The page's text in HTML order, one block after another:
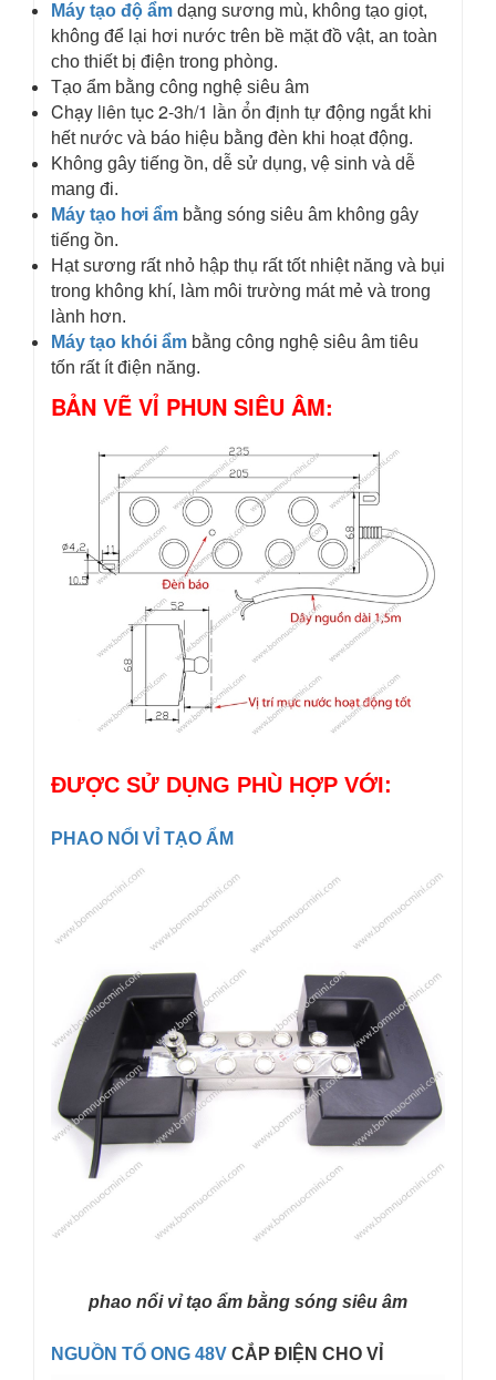
Máy tạo độ ẩm dạng sương mù, không tạo giọt,
không để lại hơi nước trên bề mặt đồ vật, an toàn
cho thiết bị điện trong phòng.
Tạo ẩm bằng công nghệ siêu âm
Chạy liên tục 2-3h/1 lần ổn định tự động ngắt khi
hết nước và báo hiệu bằng đèn khi hoạt động.
Không gây tiếng ồn, dễ sử dụng, vệ sinh và dễ
mang đi.
Máy tạo hơi ẩm bằng sóng siêu âm không gây
tiếng ồn.
Hạt sương rất nhỏ hập thụ rất tốt nhiệt năng và bụi
trong không khí, làm môi trường mát mẻ và trong
lành hơn.
Máy tạo khói ẩm bằng công nghệ siêu âm tiêu
tốn rất ít điện năng.
BẢN VẼ VỈ PHUN SIÊU ÂM:
ĐƯỢC SỬ DỤNG PHÙ HỢP VỚI:
PHAO NỔI VỈ TẠO ẨM
phao nổi vỉ tạo ẩm bằng sóng siêu âm
NGUỒN TỔ ONG 48V CẮP ĐIỆN CHO VỈ